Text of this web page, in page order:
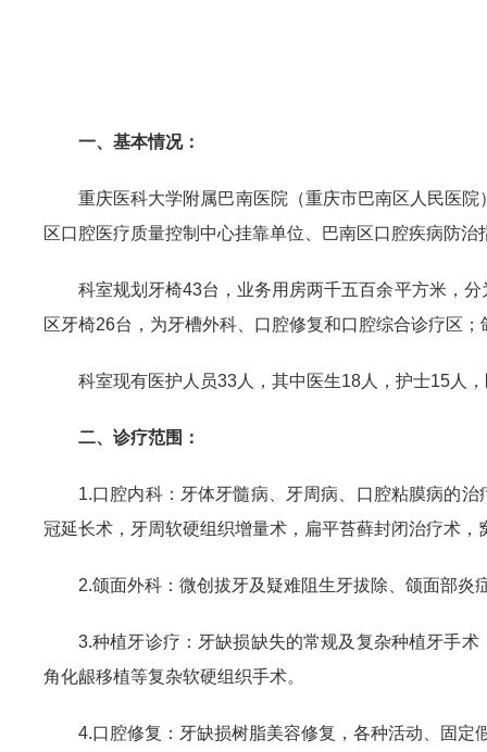
一、基本情况：
重庆医科大学附属巴南医院（重庆市巴南区人民医
区口腔医疗质量控制中心挂靠单位、巴南区口腔疾病防治
科室规划牙椅43台，业务用房两千五百余平方米，
区牙椅26台，为牙槽外科、口腔修复和口腔综合诊疗区
科室现有医护人员33人，其中医生18人，护士15人
二、诊疗范围：
1.口腔内科：牙体牙髓病、牙周病、口腔粘膜病的
冠延长术，牙周软硬组织增量术，扁平苔藓封闭治疗术，
2.颌面外科：微创拔牙及疑难阻生牙拔除、颌面部
3.种植牙诊疗：牙缺损缺失的常规及复杂种植牙手
角化龈移植等复杂软硬组织手术。
4.口腔修复：牙缺损树脂美容修复，各种活动、固